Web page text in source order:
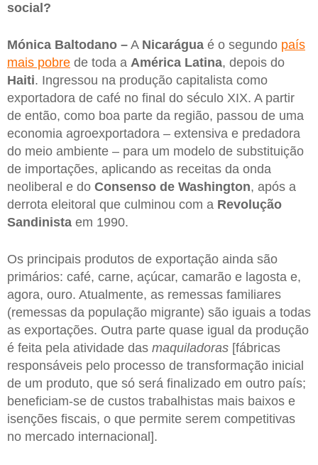
social?
Mónica Baltodano – A Nicarágua é o segundo país
mais pobre de toda a América Latina, depois do
Haiti. Ingressou na produção capitalista como
exportadora de café no final do século XIX. A partir
de então, como boa parte da região, passou de uma
economia agroexportadora – extensiva e predadora
do meio ambiente – para um modelo de substituição
de importações, aplicando as receitas da onda
neoliberal e do Consenso de Washington, após a
derrota eleitoral que culminou com a Revolução
Sandinista em 1990.
Os principais produtos de exportação ainda são
primários: café, carne, açúcar, camarão e lagosta e,
agora, ouro. Atualmente, as remessas familiares
(remessas da população migrante) são iguais a todas
as exportações. Outra parte quase igual da produção
é feita pela atividade das maquiladoras [fábricas
responsáveis pelo processo de transformação inicial
de um produto, que só será finalizado em outro país;
beneficiam-se de custos trabalhistas mais baixos e
isenções fiscais, o que permite serem competitivas
no mercado internacional].